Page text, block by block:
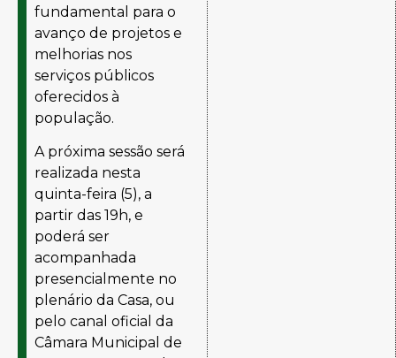
fundamental para o
avanço de projetos e
melhorias nos
serviços públicos
oferecidos à
população.
A próxima sessão será
realizada nesta
quinta-feira (5), a
partir das 19h, e
poderá ser
acompanhada
presencialmente no
plenário da Casa, ou
pelo canal oficial da
Câmara Municipal de